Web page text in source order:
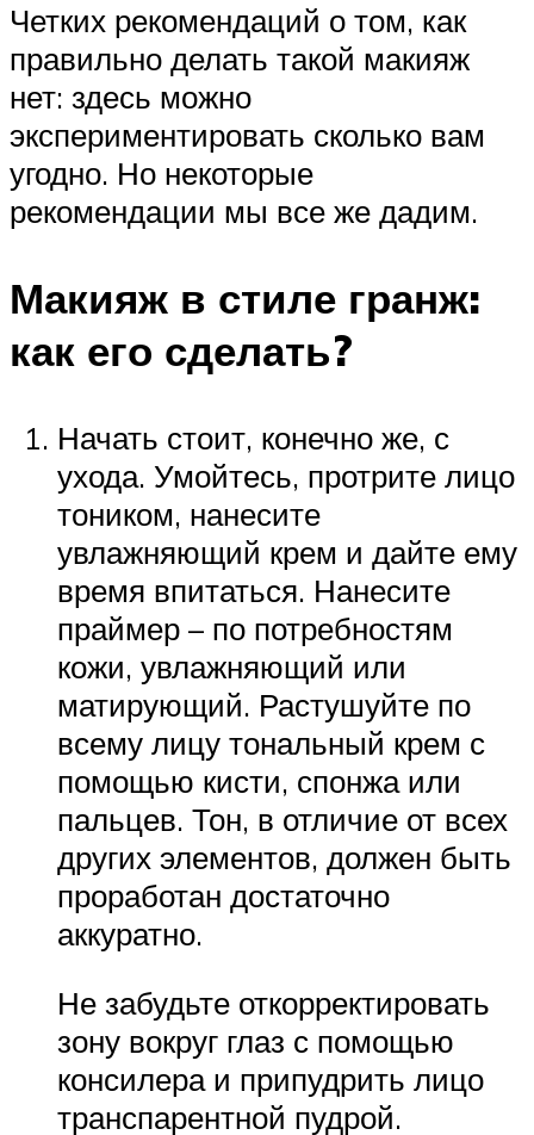
Четких рекомендаций о том, как
правильно делать такой макияж
нет: здесь можно
экспериментировать сколько вам
угодно. Но некоторые
рекомендации мы все же дадим.
Макияж в стиле гранж:
как его сделать?
Начать стоит, конечно же, с
ухода. Умойтесь, протрите лицо
тоником, нанесите
увлажняющий крем и дайте ему
время впитаться. Нанесите
праймер – по потребностям
кожи, увлажняющий или
матирующий. Растушуйте по
всему лицу тональный крем с
помощью кисти, спонжа или
пальцев. Тон, в отличие от всех
других элементов, должен быть
проработан достаточно
аккуратно.
Не забудьте откорректировать
зону вокруг глаз с помощью
консилера и припудрить лицо
транспарентной пудрой.